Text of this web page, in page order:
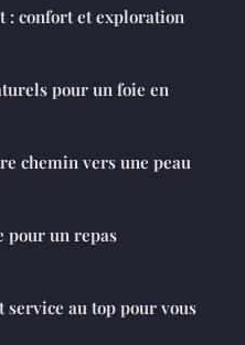
: confort et exploration
pour un foie en
chemin vers une peau
pour un repas
au top pour vous